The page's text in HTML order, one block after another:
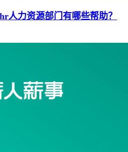
人力资源部门有哪些帮助？